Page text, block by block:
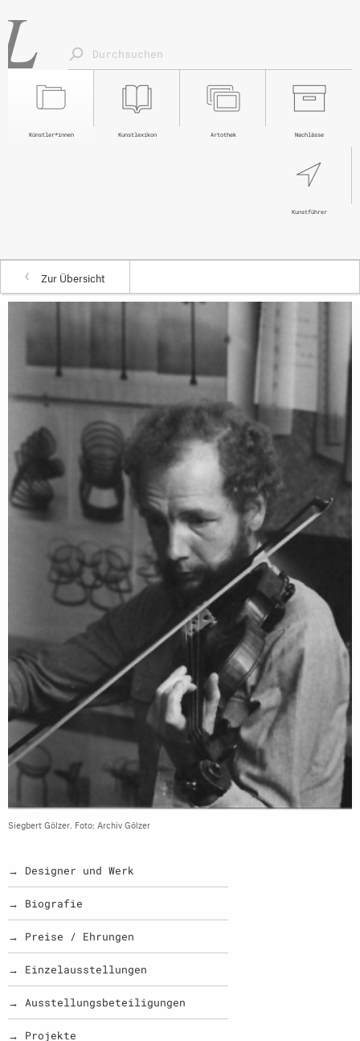
Nachlässe
Artothek
Kunstlexikon
Künstler*innen
Kunstführer
Zur Übersicht
Siegbert Gölzer. Foto: Archiv Gölzer
→ Designer und Werk
→ Biografie
→ Preise / Ehrungen
→ Einzelausstellungen
→ Ausstellungsbeteiligungen
→ Projekte